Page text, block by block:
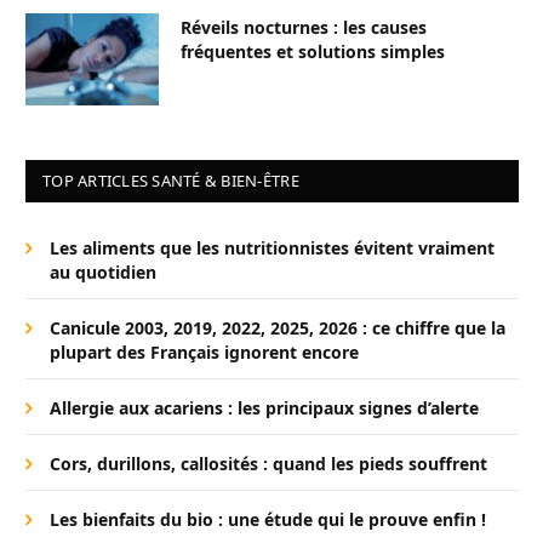
Réveils nocturnes : les causes
fréquentes et solutions simples
TOP ARTICLES SANTÉ & BIEN-ÊTRE
Les aliments que les nutritionnistes évitent vraiment
au quotidien
Canicule 2003, 2019, 2022, 2025, 2026 : ce chiffre que la
plupart des Français ignorent encore
Allergie aux acariens : les principaux signes d’alerte
Cors, durillons, callosités : quand les pieds souffrent
Les bienfaits du bio : une étude qui le prouve enfin !